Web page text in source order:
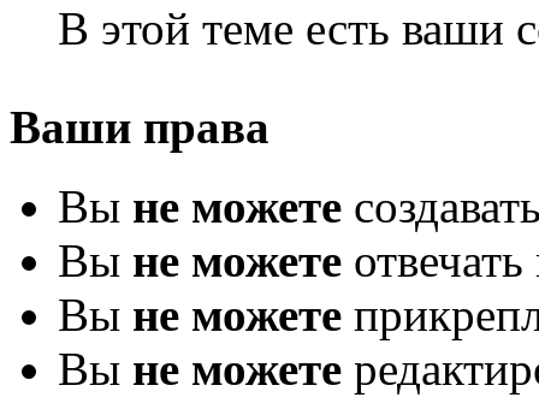
В этой теме есть ваши
Ваши права
Вы не можете
Вы не можете
Вы не можете
Вы не можете